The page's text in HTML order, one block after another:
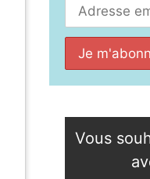
Vous